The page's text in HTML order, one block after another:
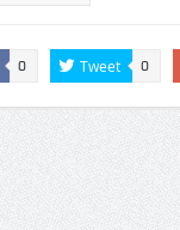
0 Tweet 0